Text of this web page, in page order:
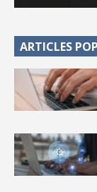
ARTICLES